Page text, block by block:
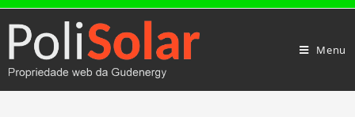
Menu